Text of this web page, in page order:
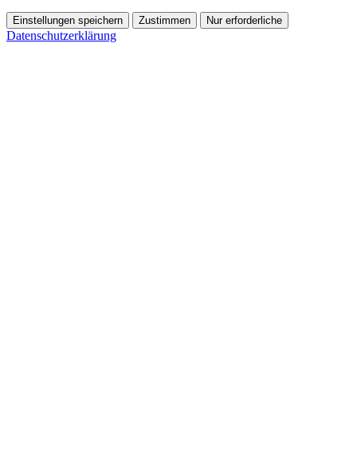
Einstellungen speichern Zustimmen Nur erforderliche
Datenschutzerklärung